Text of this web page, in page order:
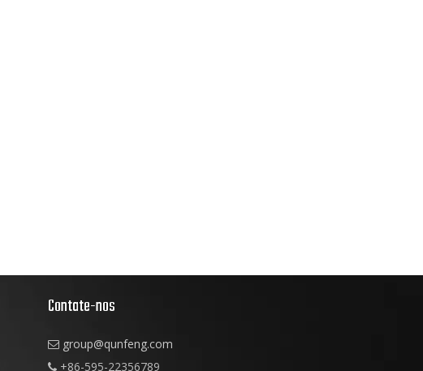
Contate-nos
 group@qunfeng.com
 +86-595-22356789